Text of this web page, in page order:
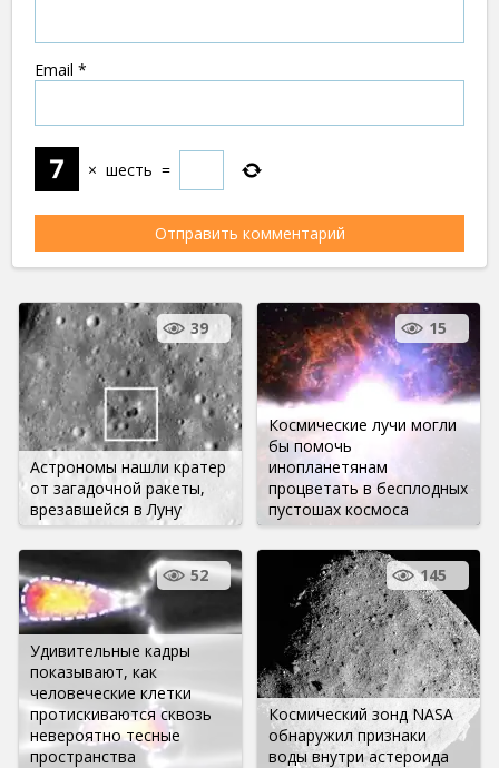
Email *
× шесть =
Астрономы нашли кратер
от загадочной ракеты,
врезавшейся в Луну
39
Космические лучи могли
бы помочь
инопланетянам
процветать в бесплодных
пустошах космоса
15
Удивительные кадры
показывают, как
человеческие клетки
протискиваются сквозь
невероятно тесные
пространства
52
Космический зонд NASA
обнаружил признаки
воды внутри астероида
145